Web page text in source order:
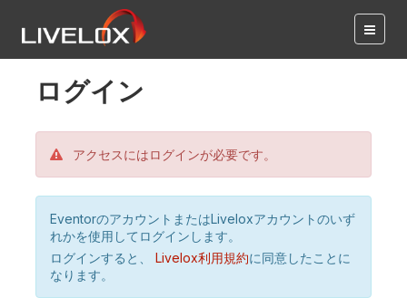
ログイン
アクセスにはログインが必要です。
EventorのアカウントまたはLiveloxアカウントのいず
れかを使用してログインします。
ログインすると、
Livelox利用規約に同意したことに
なります。